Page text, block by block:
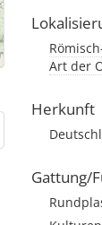
Art der
Herkunft
Gattung/